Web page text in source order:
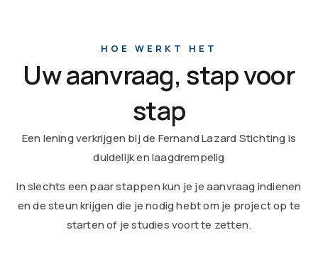
HOE WERKT HET
Uw aanvraag, stap voor
stap
Een lening verkrijgen bij de Fernand Lazard Stichting is
duidelijk en laagdrempelig
In slechts een paar stappen kun je je aanvraag indienen
en de steun krijgen die je nodig hebt om je project op te
starten of je studies voort te zetten.